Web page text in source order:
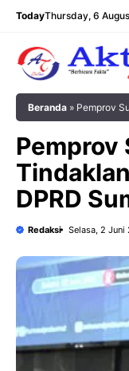
Langsung
TodayThursday, 6
Beranda » Pemprov
Pemprov
DPRD
Redaksi Selasa, 2 Juni